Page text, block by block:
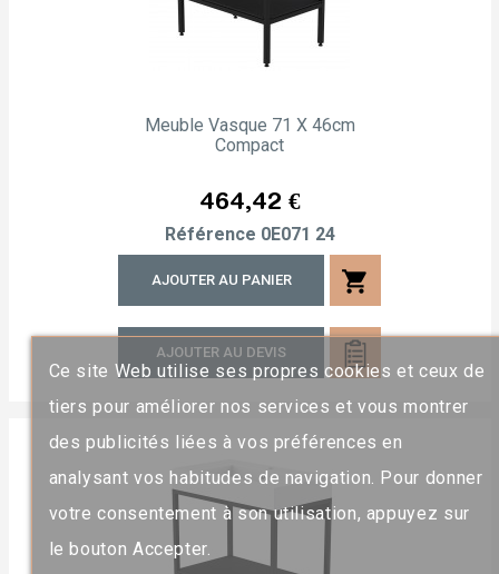
Ce site Web utilise ses propres cookies et ceux de
tiers pour améliorer nos services et vous montrer
des publicités liées à vos préférences en
analysant vos habitudes de navigation. Pour donner
votre consentement à son utilisation, appuyez sur
le bouton Accepter.
Meuble Vasque 71 X 46cm
Compact
Prix
464,42 €
Référence 0E071 24
AJOUTER AU PANIER shopping_cart
AJOUTER AU DEVIS